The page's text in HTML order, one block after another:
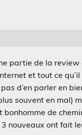
partie de la review
et tout ce qu’il
pas d’en parler en
souvent en mal)
bonhomme de
nouveaux ont fait